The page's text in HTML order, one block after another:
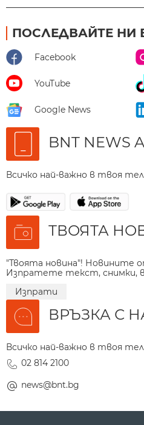
ПОСЛЕДВАЙТЕ НИ
Facebook
YouTube
Google News
BNT NEWS
Всичко най-важно в твоя
ТВОЯТА
"Твоята новина"! Новините
Изпратете текст, снимки,
Изпрати
ВРЪЗКА С
Всичко най-важно в твоя
02 814 2100
news@bnt.bg